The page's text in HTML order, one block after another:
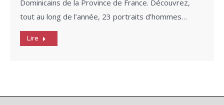
Dominicains de la Province de France. Découvrez,
tout au long de l’année, 23 portraits d’hommes…
Lire